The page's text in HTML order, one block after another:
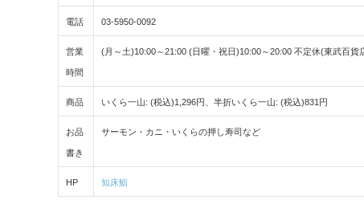
電話 03-5950-0092
営業
時間
(月～土)10:00～21:00 (日曜・祝日)10:00～20:00 不定休(東武百貨
商品 いくら一山: (税込)1,296円、半折いくら一山: (税込)831円
お品
書き
サーモン・カニ・いくらの押し寿司など
HP 知床鮨